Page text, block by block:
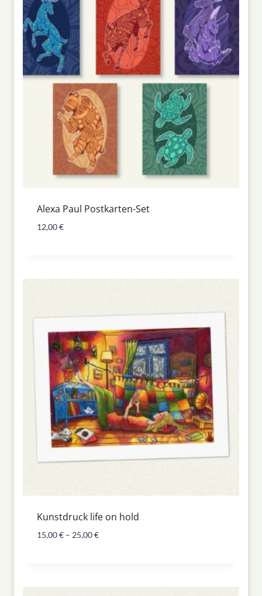
Alexa Paul Postkarten-Set
12,00€
Kunstdruck life on hold
15,00€ – 25,00€